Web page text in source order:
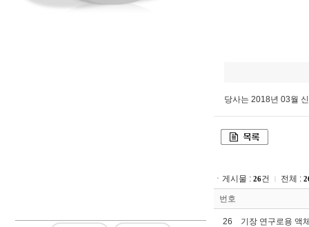
당사는 2018년 03월
ㆍ게시물 : 26건 전체 :
번호
26 기장 연구로용 액